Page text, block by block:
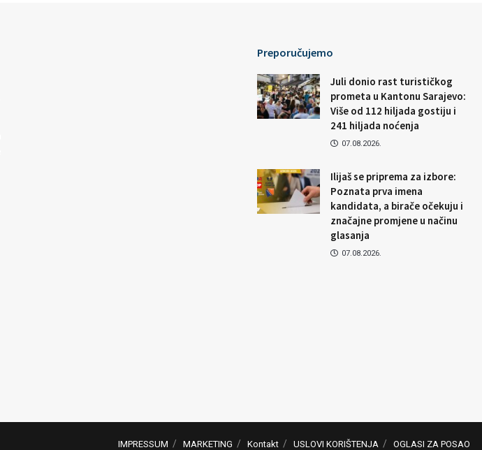
Preporučujemo
Juli donio rast turističkog
prometa u Kantonu Sarajevo:
Više od 112 hiljada gostiju i
241 hiljada noćenja
07.08.2026.
Ilijaš se priprema za izbore:
Poznata prva imena
kandidata, a birače očekuju i
značajne promjene u načinu
glasanja
07.08.2026.
IMPRESSUM MARKETING Kontakt USLOVI KORIŠTENJA OGLASI ZA POSAO